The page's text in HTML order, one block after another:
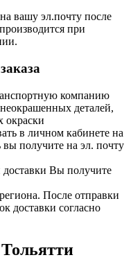
вашу эл.почту после
при
компанию
деталей,
окраски
в личном кабинете на
получите на эл. почту
Вы получите
После отправки
доставки согласно